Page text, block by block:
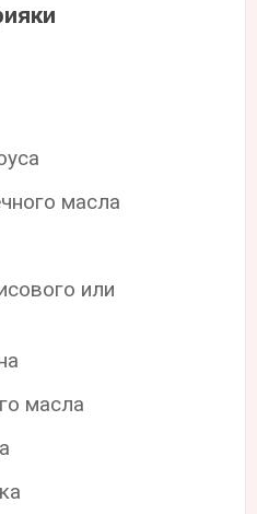
масла
или
масла